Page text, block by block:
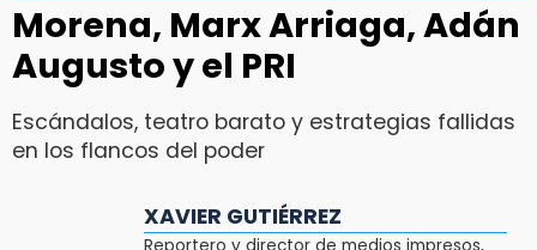
Morena, Marx Arriaga, Adán
Augusto y el PRI
Escándalos, teatro barato y estrategias fallidas
en los flancos del poder
XAVIER GUTIÉRREZ
Reportero y director de medios impresos,